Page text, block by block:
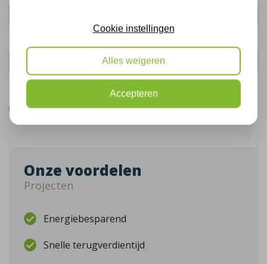
De gegevens die u hier verstrekt vallen onder onsprivacy statement.
Bel mij terug
Onze voordelen
Projecten
Energiebesparend
Snelle terugverdientijd
Cookie instellingen
Alles weigeren
Accepteren